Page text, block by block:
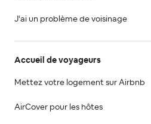
J'ai un problème de voisinage
Accueil de voyageurs
Mettez votre logement sur Airbnb
AirCover pour les hôtes